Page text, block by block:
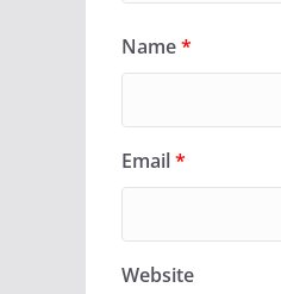
Name*
Email*
Website